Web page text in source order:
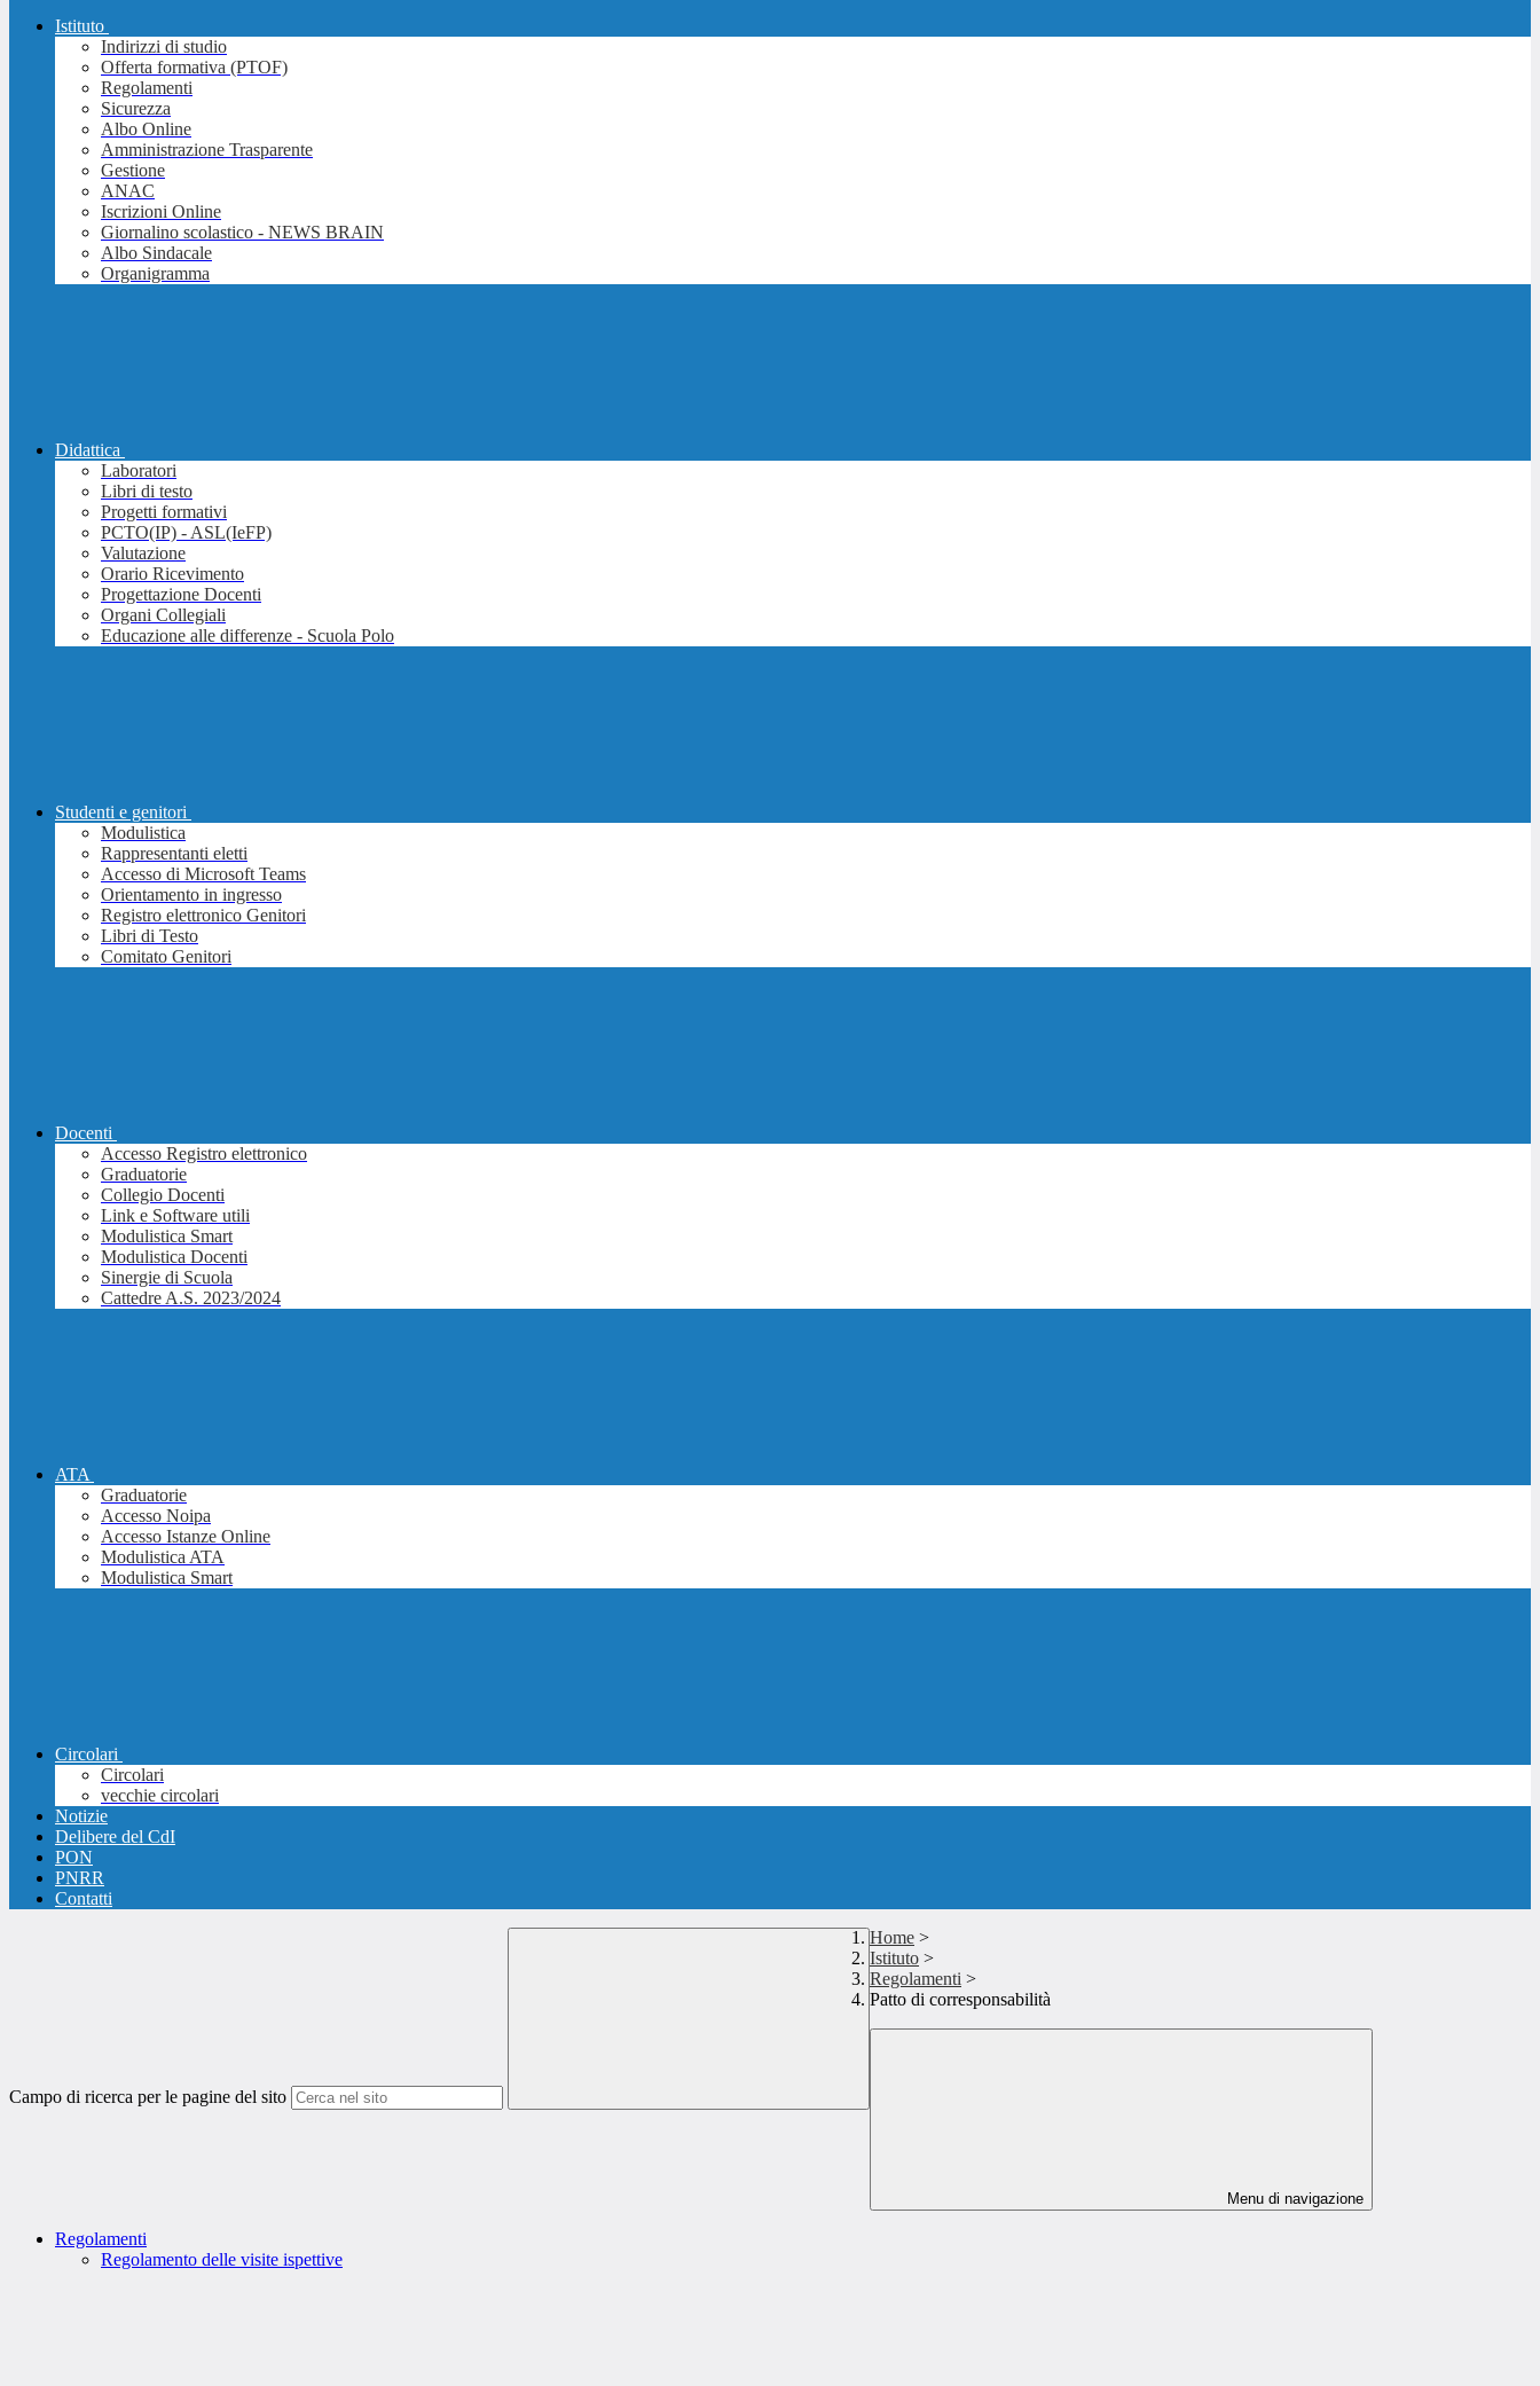
Istituto
Indirizzi di studio
Offerta formativa (PTOF)
Regolamenti
Sicurezza
Albo Online
Amministrazione Trasparente
Gestione
ANAC
Iscrizioni Online
Giornalino scolastico - NEWS BRAIN
Albo Sindacale
Organigramma
Didattica
Laboratori
Libri di testo
Progetti formativi
PCTO(IP) - ASL(IeFP)
Valutazione
Orario Ricevimento
Progettazione Docenti
Organi Collegiali
Educazione alle differenze - Scuola Polo
Studenti e genitori
Modulistica
Rappresentanti eletti
Accesso di Microsoft Teams
Orientamento in ingresso
Registro elettronico Genitori
Libri di Testo
Comitato Genitori
Docenti
Accesso Registro elettronico
Graduatorie
Collegio Docenti
Link e Software utili
Modulistica Smart
Modulistica Docenti
Sinergie di Scuola
Cattedre A.S. 2023/2024
ATA
Graduatorie
Accesso Noipa
Accesso Istanze Online
Modulistica ATA
Modulistica Smart
Circolari
Circolari
vecchie circolari
Notizie
Delibere del CdI
PON
PNRR
Contatti
Campo di ricerca per le pagine del sito
Home >
Istituto >
Regolamenti >
Patto di corresponsabilità
Menu di navigazione
Regolamenti
Regolamento delle visite ispettive